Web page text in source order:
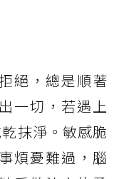
絕，總是順著
一切，若遇上
抹淨。敏感脆
煩憂難過，腦